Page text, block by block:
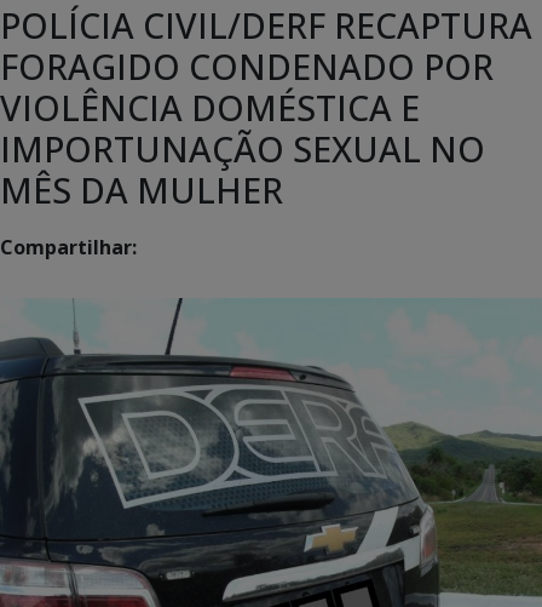
POLÍCIA CIVIL/DERF RECAPTURA
FORAGIDO CONDENADO POR
VIOLÊNCIA DOMÉSTICA E
IMPORTUNAÇÃO SEXUAL NO
MÊS DA MULHER
Compartilhar: